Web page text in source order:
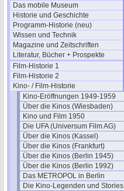
Das mobile Museum
Historie und Geschichte
Programm-Historie (neu)
Wissen und Technik
Magazine und Zeitschriften
Literatur, Bücher + Prospekte
Film-Historie 1
Film-Historie 2
Kino- / Film-Historie
Kino-Eröffnungen 1949-1959
Über die Kinos (Wiesbaden)
Kino und Film 1950
Die UFA (Universum Film AG)
Über die Kinos (Kassel)
Über die Kinos (Frankfurt)
Über die Kinos (Berlin 1945)
Über die Kinos (Berlin 1992)
Das METROPOL in Berlin
Die Kino-Legenden und Stories